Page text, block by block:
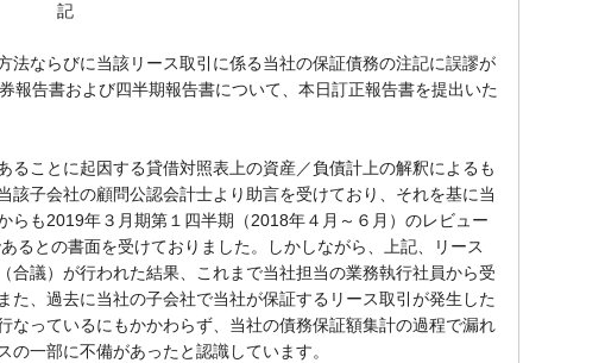
記
ならびに当該リース取引に係る当社の保証債務の注記に誤謬が
報告書および四半期報告書について、本日訂正報告書を提出いた
ことに起因する貸借対照表上の資産／負債計上の解釈によるも
子会社の顧問公認会計士より助言を受けており、それを基に当
らも2019年３月期第１四半期（2018年４月～６月）のレビュー
るとの書面を受けておりました。しかしながら、上記、リース
合議）が行われた結果、これまで当社担当の業務執行社員から受
た、過去に当社の子会社で当社が保証するリース取引が発生した
なっているにもかかわらず、当社の債務保証額集計の過程で漏れ
一部に不備があったと認識しています。